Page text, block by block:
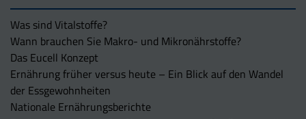
Was sind Vitalstoffe?
Wann brauchen Sie Makro- und Mikronährstoffe?
Das Eucell Konzept
Ernährung früher versus heute – Ein Blick auf den Wandel
der Essgewohnheiten
Nationale Ernährungsberichte